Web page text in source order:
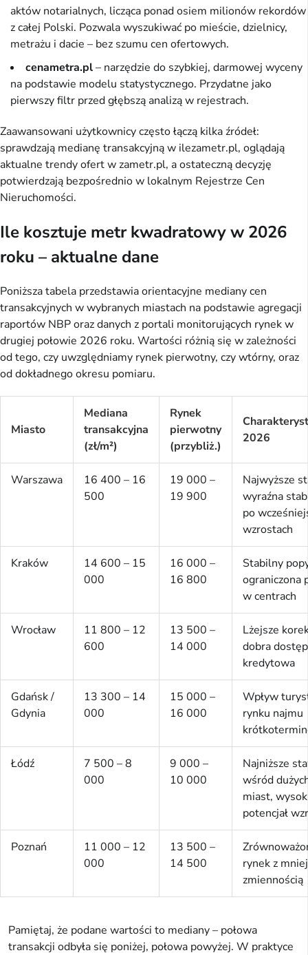
aktów notarialnych, licząca ponad osiem milionów rekordów
z całej Polski. Pozwala wyszukiwać po mieście, dzielnicy,
metrażu i dacie – bez szumu cen ofertowych.
cenametra.pl– narzędzie do szybkiej, darmowej wyceny
na podstawie modelu statystycznego. Przydatne jako
pierwszy filtr przed głębszą analizą w rejestrach.
Zaawansowani użytkownicy często łączą kilka źródeł:
sprawdzają medianę transakcyjną w ilezametr.pl, oglądają
aktualne trendy ofert w zametr.pl, a ostateczną decyzję
potwierdzają bezpośrednio w lokalnym Rejestrze Cen
Nieruchomości.
Ile kosztuje metr kwadratowy w 2026
roku – aktualne dane
Poniższa tabela przedstawia orientacyjne mediany cen
transakcyjnych w wybranych miastach na podstawie agregacji
raportów NBP oraz danych z portali monitorujących rynek w
drugiej połowie 2026 roku. Wartości różnią się w zależności
od tego, czy uwzględniamy rynek pierwotny, czy wtórny, oraz
od dokładnego okresu pomiaru.
Miasto
Mediana
transakcyjna
(zł/m²)
Rynek
pierwotny
(przybliż.)
2026
Warszawa
16 400 – 16
500
19 000 –
19 900
Najwyższe
wyraźna
po
wzrostach
Kraków
14 600 – 15
000
16 000 –
16 800
Stabilny
ograniczona
w centrach
Wrocław
11 800 – 12
600
13 500 –
14 000
Lżejsze
dobra
kredytowa
Gdańsk /
Gdynia
13 300 – 14
000
15 000 –
16 000
Wpływ
rynku najmu
Łódź
7 500 – 8
000
9 000 –
10 000
Najniższe
wśród
miast,
potencjał
Poznań
11 000 – 12
000
13 500 –
14 500
rynek z
zmiennością
Pamiętaj, że podane wartości to mediany – połowa
transakcji odbyła się poniżej, połowa powyżej. W praktyce